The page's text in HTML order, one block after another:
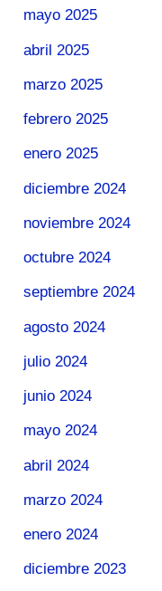
mayo 2025
abril 2025
marzo 2025
febrero 2025
enero 2025
diciembre 2024
noviembre 2024
octubre 2024
septiembre 2024
agosto 2024
julio 2024
junio 2024
mayo 2024
abril 2024
marzo 2024
enero 2024
diciembre 2023